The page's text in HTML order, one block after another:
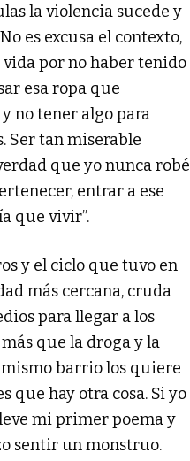
la violencia sucede y
es excusa el contexto,
por no haber tenido
esa ropa que
no tener algo para
Ser tan miserable
que yo nunca robé
entrar a ese
que vivir”.
y el ciclo que tuvo en
más cercana, cruda
para llegar a los
que la droga y la
mismo barrio los quiere
que hay otra cosa. Si yo
mi primer poema y
sentir un monstruo.